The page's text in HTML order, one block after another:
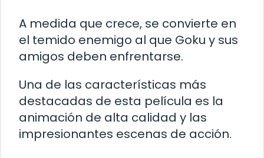
A medida que crece, se convierte en
el temido enemigo al que Goku y sus
amigos deben enfrentarse.
Una de las características más
destacadas de esta película es la
animación de alta calidad y las
impresionantes escenas de acción.